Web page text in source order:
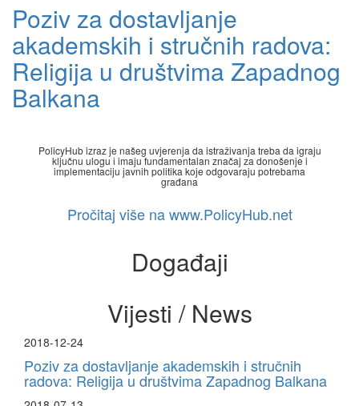
Poziv za dostavljanje
akademskih i stručnih radova:
Religija u društvima Zapadnog
Balkana
PolicyHub izraz je našeg uvjerenja da istraživanja treba da igraju
ključnu ulogu i imaju fundamentalan značaj za donošenje i
implementaciju javnih politika koje odgovaraju potrebama
građana
Pročitaj više na www.PolicyHub.net
Događaji
Vijesti / News
2018-12-24
Poziv za dostavljanje akademskih i stručnih
radova: Religija u društvima Zapadnog Balkana